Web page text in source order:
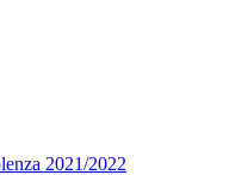
2021/2022